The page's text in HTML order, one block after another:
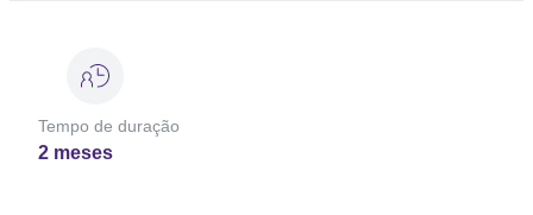
Tempo de duração
2 meses